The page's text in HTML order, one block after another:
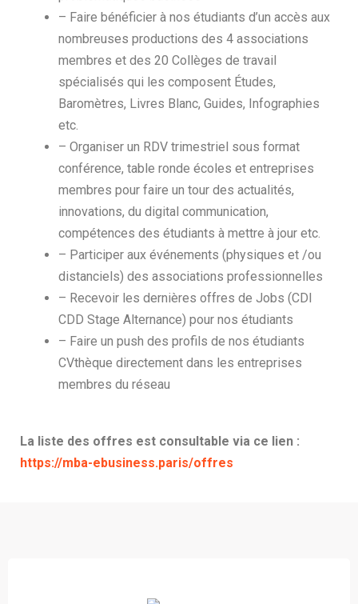
– Faire bénéficier à nos étudiants d’un accès aux
nombreuses productions des 4 associations
membres et des 20 Collèges de travail
spécialisés qui les composent Études,
Baromètres, Livres Blanc, Guides, Infographies
etc.
– Organiser un RDV trimestriel sous format
conférence, table ronde écoles et entreprises
membres pour faire un tour des actualités,
innovations, du digital communication,
compétences des étudiants à mettre à jour etc.
– Participer aux événements (physiques et /ou
distanciels) des associations professionnelles
– Recevoir les dernières offres de Jobs (CDI
CDD Stage Alternance) pour nos étudiants
– Faire un push des profils de nos étudiants
CVthèque directement dans les entreprises
membres du réseau
La liste des offres est consultable via ce lien :
https://mba-ebusiness.paris/offres